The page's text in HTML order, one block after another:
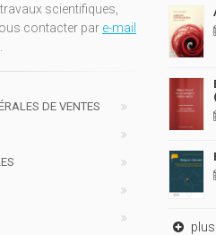
scientifiques,
contacter par e-mail
DE VENTES